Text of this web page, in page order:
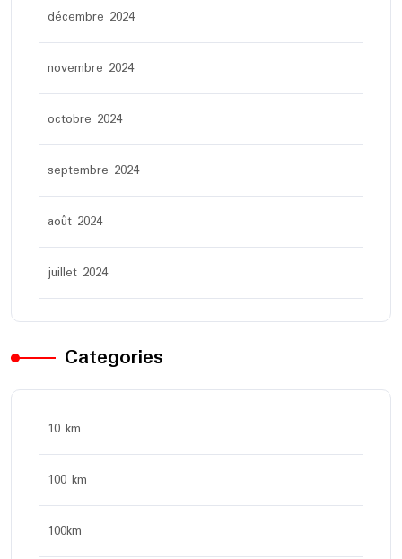
décembre 2024
novembre 2024
octobre 2024
septembre 2024
août 2024
juillet 2024
Categories
10 km
100 km
100km